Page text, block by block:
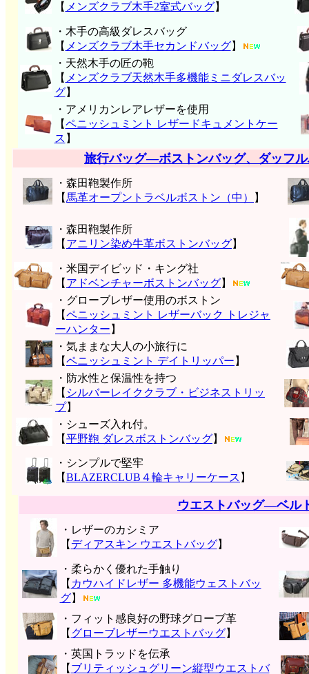
【 メンズクラブ木手2室式バッグ】
・木手の高級ダレスバッグ
【 メンズクラブ木手セカンドバッグ】
・天然木手の匠の鞄
【 メンズクラブ天然木手多機能ミニダレスバッ
グ】
・アメリカンレアレザーを使用
【ペニッシュミント レザードキュメントケー
ス 】
旅行バッグ―ボストンバッグ、ダッフ
・森田鞄製作所
【 馬革オープントラベルボストン（中） 】
・森田鞄製作所
【 アニリン染め牛革ボストンバッグ】
・米国デイビッド・キング社
【 アドベンチャーボストンバッグ】
・グローブレザー使用のボストン
【ペニッシュミント レザーバック トレジャ
ーハンター 】
・気ままな大人の小旅行に
【ペニッシュミント デイトリッパー 】
・防水性と保温性を持つ
【 シルバーレイククラブ・ビジネストリッ
プ】
・シューズ入れ付。
【平野鞄 ダレスボストンバッグ】
・シンプルで堅牢
【BLAZERCLUB４輪キャリーケース 】
ウエストバッグ―ベル
・レザーのカシミア
【 ディアスキン ウエストバッグ】
・柔らかく優れた手触り
【 カウハイドレザー 多機能ウェストバッ
グ】
・フィット感良好の野球グローブ革
【 グローブレザーウエストバッグ】
・英国トラッドを伝承
【 ブリティッシュグリーン縦型ウエストバ